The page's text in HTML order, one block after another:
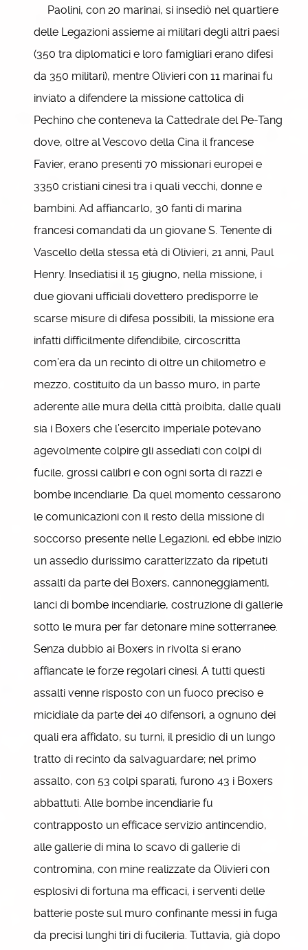
Paolini, con 20 marinai, si insediò nel quartiere
delle Legazioni assieme ai militari degli altri paesi
(350 tra diplomatici e loro famigliari erano difesi
da 350 militari), mentre Olivieri con 11 marinai fu
inviato a difendere la missione cattolica di
Pechino che conteneva la Cattedrale del Pe-Tang
dove, oltre al Vescovo della Cina il francese
Favier, erano presenti 70 missionari europei e
3350 cristiani cinesi tra i quali vecchi, donne e
bambini. Ad affiancarlo, 30 fanti di marina
francesi comandati da un giovane S. Tenente di
Vascello della stessa età di Olivieri, 21 anni, Paul
Henry. Insediatisi il 15 giugno, nella missione, i
due giovani ufficiali dovettero predisporre le
scarse misure di difesa possibili, la missione era
infatti difficilmente difendibile, circoscritta
com’era da un recinto di oltre un chilometro e
mezzo, costituito da un basso muro, in parte
aderente alle mura della città proibita, dalle quali
sia i Boxers che l’esercito imperiale potevano
agevolmente colpire gli assediati con colpi di
fucile, grossi calibri e con ogni sorta di razzi e
bombe incendiarie. Da quel momento cessarono
le comunicazioni con il resto della missione di
soccorso presente nelle Legazioni, ed ebbe inizio
un assedio durissimo caratterizzato da ripetuti
assalti da parte dei Boxers, cannoneggiamenti,
lanci di bombe incendiarie, costruzione di gallerie
sotto le mura per far detonare mine sotterranee.
Senza dubbio ai Boxers in rivolta si erano
affiancate le forze regolari cinesi. A tutti questi
assalti venne risposto con un fuoco preciso e
micidiale da parte dei 40 difensori, a ognuno dei
quali era affidato, su turni, il presidio di un lungo
tratto di recinto da salvaguardare; nel primo
assalto, con 53 colpi sparati, furono 43 i Boxers
abbattuti. Alle bombe incendiarie fu
contrapposto un efficace servizio antincendio,
alle gallerie di mina lo scavo di gallerie di
contromina, con mine realizzate da Olivieri con
esplosivi di fortuna ma efficaci, i serventi delle
batterie poste sul muro confinante messi in fuga
da precisi lunghi tiri di fucileria. Tuttavia, già dopo